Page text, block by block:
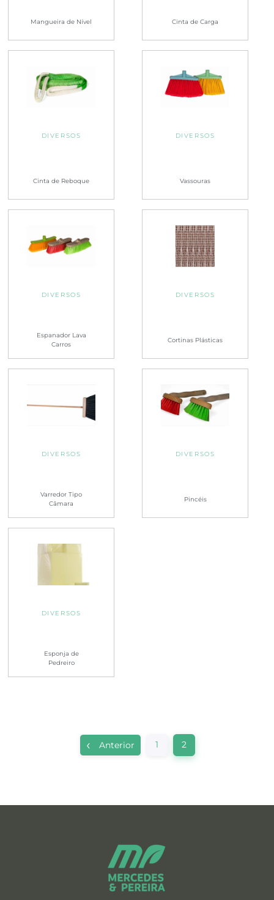
Mangueira de Nível Cinta de Carga
DIVERSOS
Cinta de Reboque
DIVERSOS
Vassouras
DIVERSOS
Espanador Lava
Carros
DIVERSOS
Cortinas Plásticas
DIVERSOS
Varredor Tipo
Câmara
DIVERSOS
Pincéis
DIVERSOS
Esponja de
Pedreiro
Anterior 1 2